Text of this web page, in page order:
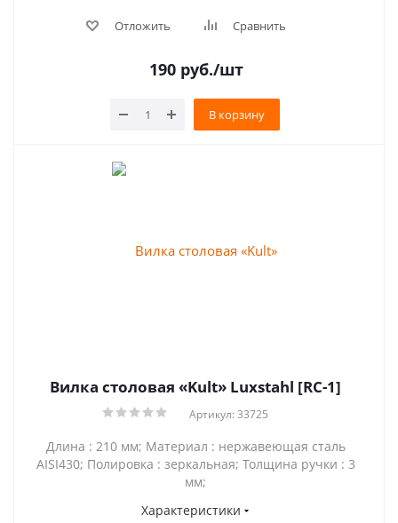
Отложить Сравнить
190руб./шт
В корзину
Вилка столовая «Kult» Luxstahl [RC-1]
Артикул: 33725
Длина : 210 мм; Материал : нержавеющая сталь
AISI430; Полировка : зеркальная; Толщина ручки : 3
мм;
Характеристики